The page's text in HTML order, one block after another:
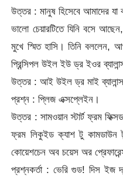
উত্তর : মানুষ হিসেবে আমাদের যা
ভালো চেয়ারটিতে যিনি বসে
মুখে স্মিত হাসি। তিনি বললেন,
প্রিন্সিপল উইল ইউ ড্র ইওর
উত্তর : আই উইল ড্র মাই
প্রশ্ন : প্লিজ এক্সপ্লেইন।
উত্তর : সামওয়ান স্টার্ট ফ্রম
ফ্রম লিকুইড ক্যাশ টু কামডাউন
কোয়েশচেন অব চয়েস অর
প্রশ্নকর্তা : ভেরি গুড! দিস ইজ